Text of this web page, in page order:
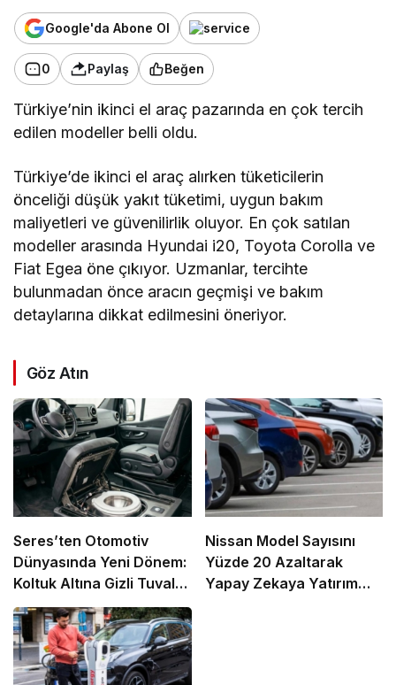
Google'da Abone Ol
0 Paylaş Beğen
Türkiye’nin ikinci el araç pazarında en çok tercih
edilen modeller belli oldu.
Türkiye’de ikinci el araç alırken tüketicilerin
önceliği düşük yakıt tüketimi, uygun bakım
maliyetleri ve güvenilirlik oluyor. En çok satılan
modeller arasında Hyundai i20, Toyota Corolla ve
Fiat Egea öne çıkıyor. Uzmanlar, tercihte
bulunmadan önce aracın geçmişi ve bakım
detaylarına dikkat edilmesini öneriyor.
Göz Atın
Seres’ten Otomotiv
Dünyasında Yeni Dönem:
Koltuk Altına Gizli Tuvalet
Patenti
Nissan Model Sayısını
Yüzde 20 Azaltarak
Yapay Zekaya Yatırım